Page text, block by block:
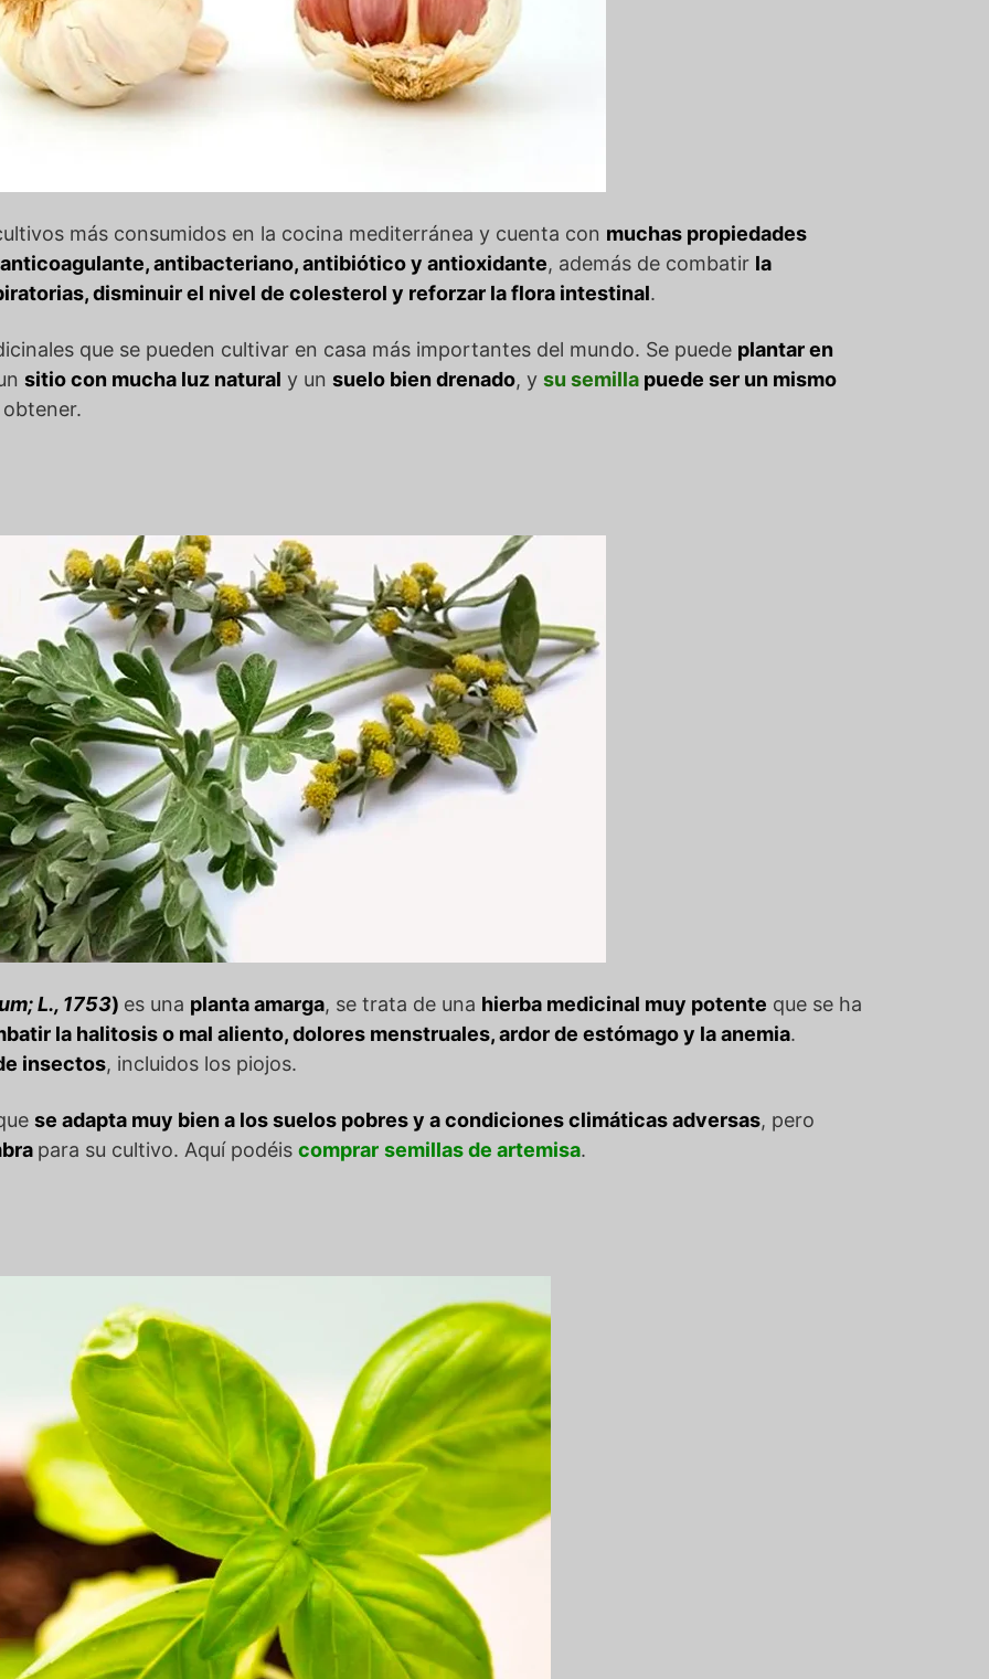
más consumidos en la cocina mediterránea y cuenta con muchas propiedades
anticoagulante, antibacteriano, antibiótico y antioxidante, además de combatir la
disminuir el nivel de colesterol y reforzar la flora intestinal.
que se pueden cultivar en casa más importantes del mundo. Se puede plantar en
sitio con mucha luz natural y un suelo bien drenado, y su semilla puede ser un mismo
L., 1753) es una planta amarga, se trata de una hierba medicinal muy potente que se ha
la halitosis o mal aliento, dolores menstruales, ardor de estómago y la anemia.
insectos, incluidos los piojos.
se adapta muy bien a los suelos pobres y a condiciones climáticas adversas, pero
para su cultivo. Aquí podéis comprar semillas de artemisa.